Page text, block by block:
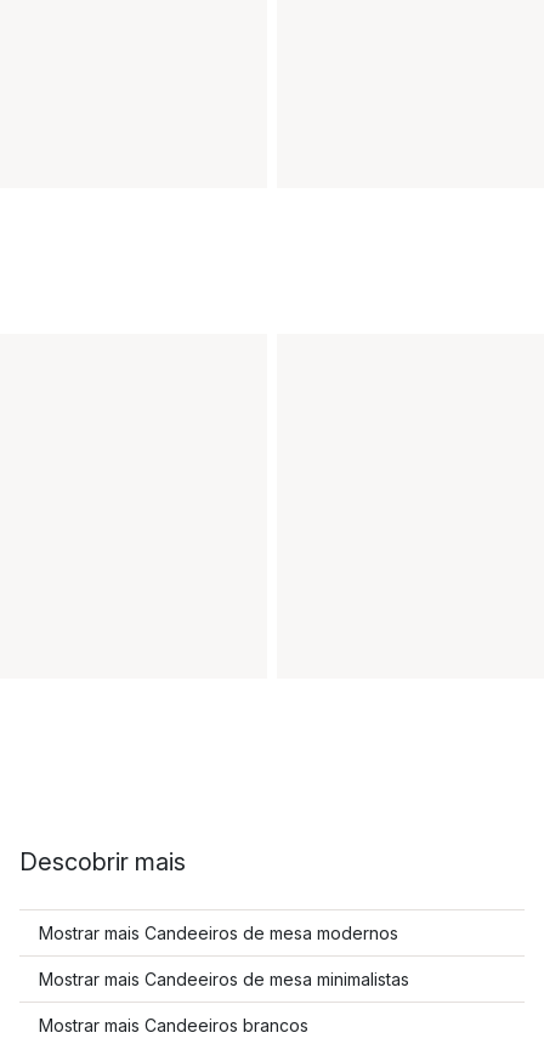
Descobrir mais
Mostrar mais Candeeiros de mesa modernos
Mostrar mais Candeeiros de mesa minimalistas
Mostrar mais Candeeiros brancos